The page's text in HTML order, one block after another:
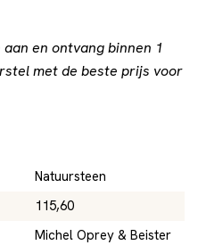
en ontvang binnen 1
met de beste prijs voor
Natuursteen
115,60
Michel Oprey & Beister